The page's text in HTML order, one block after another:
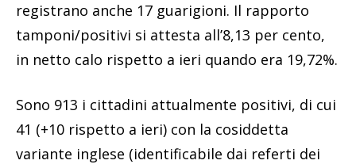
registrano anche 17 guarigioni. Il rapporto
tamponi/positivi si attesta all’8,13 per cento,
in netto calo rispetto a ieri quando era 19,72%.
Sono 913 i cittadini attualmente positivi, di cui
41 (+10 rispetto a ieri) con la cosiddetta
variante inglese (identificabile dai referti dei